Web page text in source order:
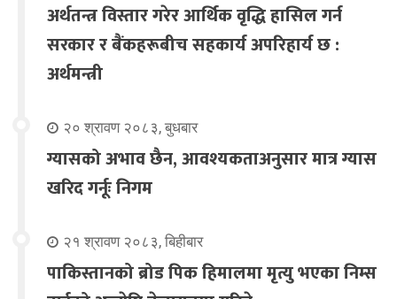
अर्थतन्त्र विस्तार गरेर आर्थिक वृद्धि हासिल गर्न
सरकार र बैंकहरूबीच सहकार्य अपरिहार्य छ :
अर्थमन्त्री
२० श्रावण २०८३, बुधबार
ग्यासको अभाव छैन, आवश्यकताअनुसार मात्र ग्यास
खरिद गर्नूः निगम
२१ श्रावण २०८३, बिहीबार
पाकिस्तानको ब्रोड पिक हिमालमा मृत्यु भएका निम्स